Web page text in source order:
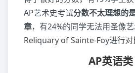
AP艺术史考试分数不太理想的
章，有24%的同学无法用圣像
Reliquary of Sainte-Foy进行对
AP英语类